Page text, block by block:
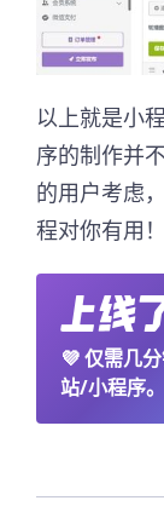
以上就是小
序的制作并
的用户考虑
程对你有用！
💜仅需几
站/小程序。